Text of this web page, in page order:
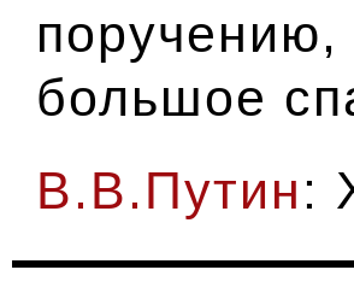
поручению,
большое
В.В.Путин: